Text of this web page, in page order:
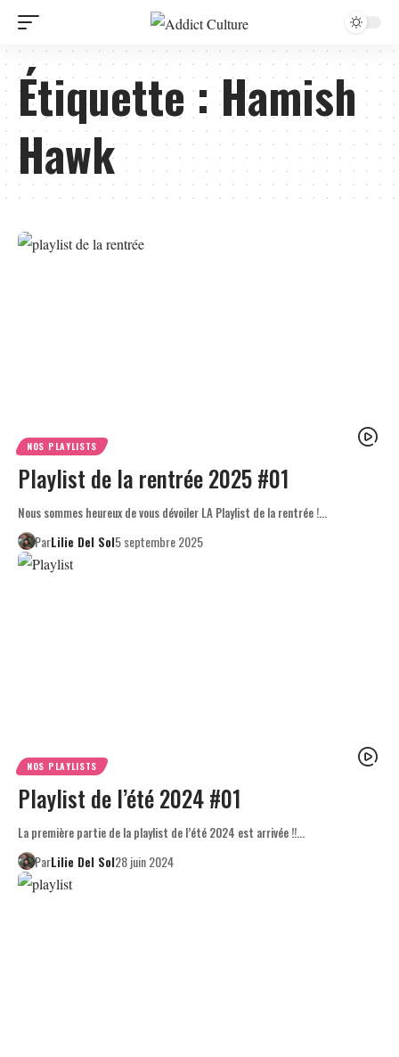
Étiquette :Hamish
Hawk
NOS PLAYLISTS
Playlist de la rentrée 2025 #01
Nous sommes heureux de vous dévoiler LA Playlist de la rentrée !…
ParLilie Del Sol5 septembre 2025
NOS PLAYLISTS
Playlist de l’été 2024 #01
La première partie de la playlist de l’été 2024 est arrivée !!…
ParLilie Del Sol28 juin 2024